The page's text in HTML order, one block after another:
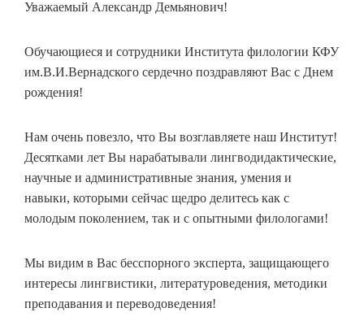
Уважаемый Александр Демьянович!
Обучающиеся и сотрудники Института филологии КФУ
им.В.И.Вернадского сердечно поздравляют Вас с Днем
рождения!
Нам очень повезло, что Вы возглавляете наш Институт!
Десятками лет Вы нарабатывали лингводидактические,
научные и административные знания, умения и
навыки, которыми сейчас щедро делитесь как с
молодым поколением, так и с опытными филологами!
Мы видим в Вас бесспорного эксперта, защищающего
интересы лингвистики, литературоведения, методики
преподавания и переводоведения!